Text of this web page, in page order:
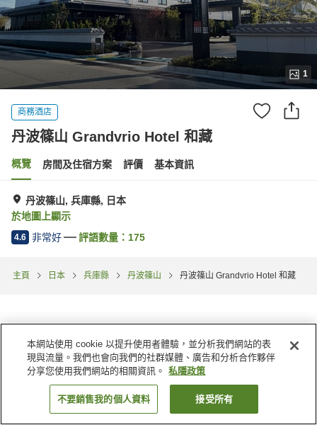
1
商務酒店
丹波篠山 Grandvrio Hotel 和藏
概覽 房間及住宿方案 評價 基本資訊
丹波篠山, 兵庫縣, 日本
於地圖上顯示
4.6 非常好 評語數量： 175
主頁 日本 兵庫縣 丹波篠山 丹波篠山 Grandvrio Hotel 和藏
找客房
本網站使用 cookie 以提升使用者體驗，並分析我們網站的表
現與流量。我們也會向我們的社群媒體、廣告和分析合作夥伴
分享您使用我們網站的相關資訊。
私隱政策
不要銷售我的個人資料 接受所有